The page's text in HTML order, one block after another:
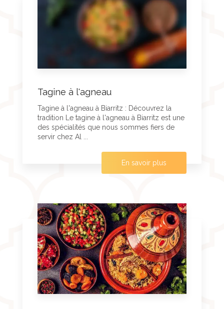
Tagine à l'agneau
Tagine à l'agneau à Biarritz : Découvrez la
tradition Le tagine à l'agneau à Biarritz est une
des spécialités que nous sommes fiers de
servir chez Al ...
En savoir plus